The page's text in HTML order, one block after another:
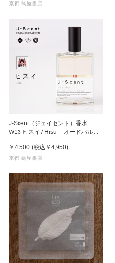
京都 蔦屋書店
J-Scent（ジェイセント）香水
W13 ヒスイ / Hisui オードパルフ
ス
￥4,500 (税込 ￥4,950)
京都 蔦屋書店